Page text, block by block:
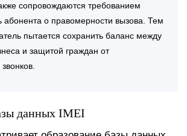
сопровождаются требованием
о правомерности вызова. Тем
пытается сохранить баланс между
и защитой граждан от
данных IMEI